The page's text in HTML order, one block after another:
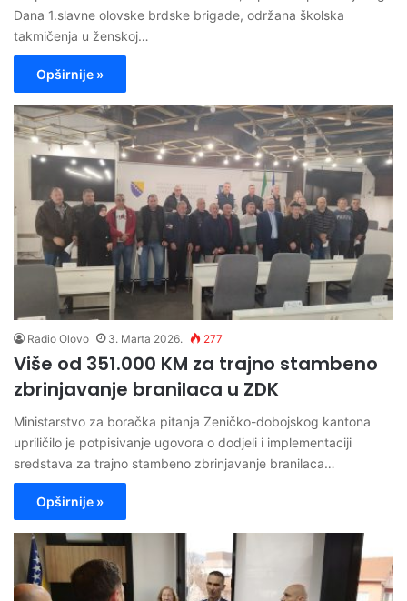
Dana 1.slavne olovske brdske brigade, održana školska
takmičenja u ženskoj…
Opširnije »
Radio Olovo 3. Marta 2026. 277
Više od 351.000 KM za trajno stambeno
zbrinjavanje branilaca u ZDK
Ministarstvo za boračka pitanja Zeničko-dobojskog kantona
upriličilo je potpisivanje ugovora o dodjeli i implementaciji
sredstava za trajno stambeno zbrinjavanje branilaca…
Opširnije »